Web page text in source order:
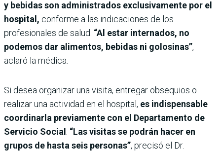
y bebidas son administrados exclusivamente por el
hospital, conforme a las indicaciones de los
profesionales de salud. “Al estar internados, no
podemos dar alimentos, bebidas ni golosinas”,
aclaró la médica.
Si desea organizar una visita, entregar obsequios o
realizar una actividad en el hospital, es indispensable
coordinarla previamente con el Departamento de
Servicio Social “Las visitas se podrán hacer en
grupos de hasta seis personas”, precisó el Dr.